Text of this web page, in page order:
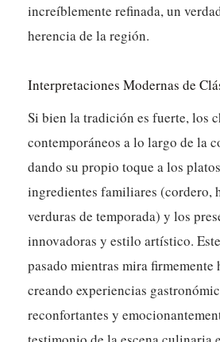
increíblemente refinada, un
herencia de la región.
Interpretaciones Modernas de
Si bien la tradición es fuerte, los
contemporáneos a lo largo de la
dando su propio toque a los
ingredientes familiares (cordero,
verduras de temporada) y los
innovadoras y estilo artístico.
pasado mientras mira
creando experiencias
reconfortantes y